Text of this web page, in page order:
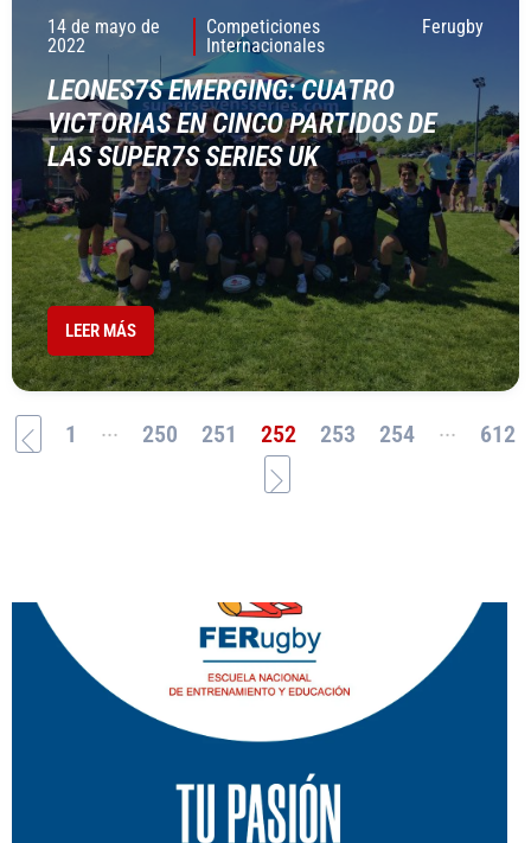
14 de mayo de
2022
Competiciones
Internacionales
Ferugby
LEONES7S EMERGING: CUATRO
VICTORIAS EN CINCO PARTIDOS DE
LAS SUPER7S SERIES UK
LEER MÁS
1 ... 250 251 252 253 254 ... 612